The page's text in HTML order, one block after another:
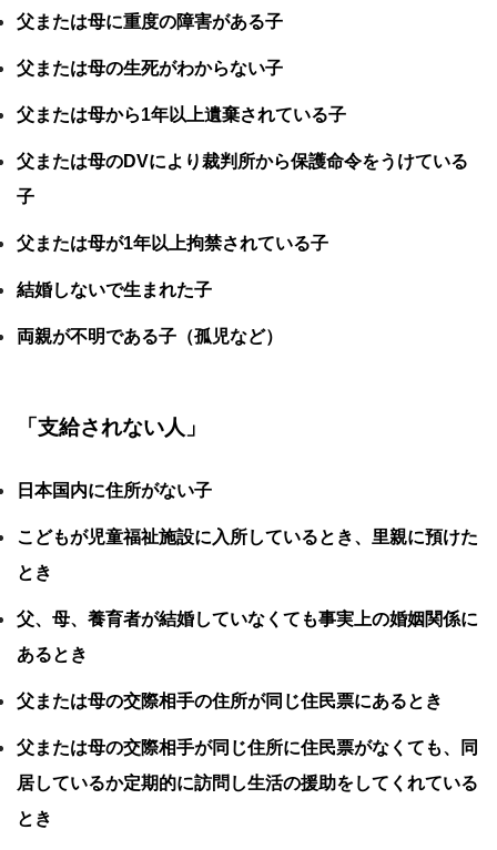
父または母に重度の障害がある子
父または母の生死がわからない子
父または母から1年以上遺棄されている子
父または母のDVにより裁判所から保護命令をうけている
子
父または母が1年以上拘禁されている子
結婚しないで生まれた子
両親が不明である子（孤児など）
「支給されない人」
日本国内に住所がない子
こどもが児童福祉施設に入所しているとき、里親に預けた
とき
父、母、養育者が結婚していなくても事実上の婚姻関係に
あるとき
父または母の交際相手の住所が同じ住民票にあるとき
父または母の交際相手が同じ住所に住民票がなくても、同
居しているか定期的に訪問し生活の援助をしてくれている
とき